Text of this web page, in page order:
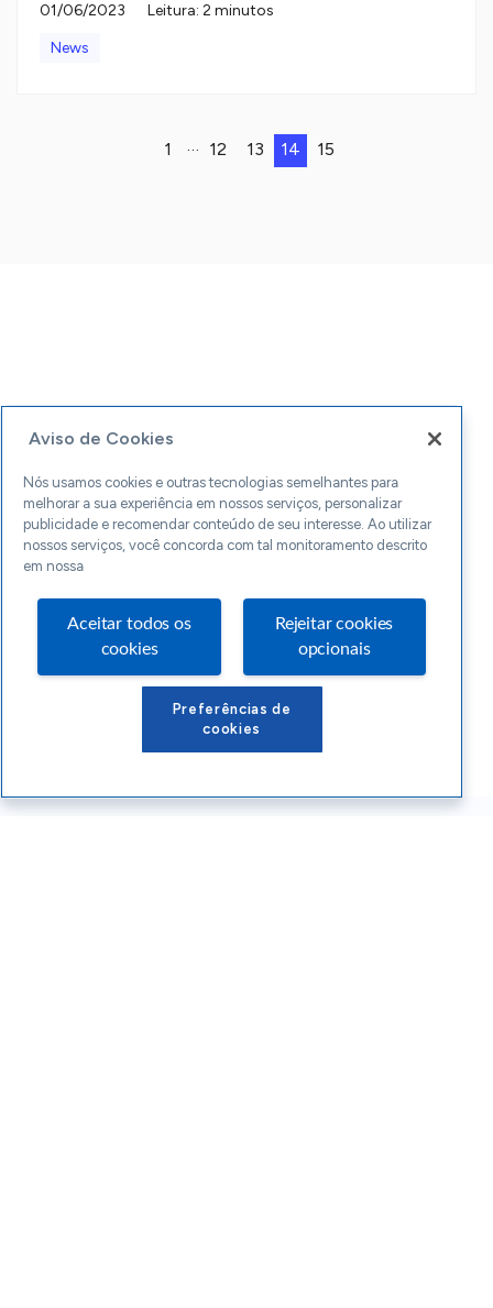
01/06/2023
Leitura: 2 minutos
News
1 … 12 13 14 15
Aviso de Cookies
Nós usamos cookies e outras tecnologias semelhantes para
melhorar a sua experiência em nossos serviços, personalizar
publicidade e recomendar conteúdo de seu interesse. Ao utilizar
nossos serviços, você concorda com tal monitoramento descrito
em nossa
Aceitar todos os
cookies
Rejeitar cookies
opcionais
Preferências de
cookies